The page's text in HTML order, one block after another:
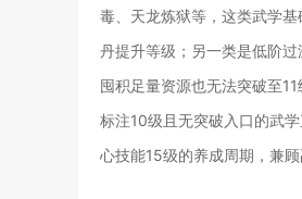
毒、天龙炼狱等，这类武学
丹提升等级；另一类是低阶
囤积足量资源也无法突破至
标注10级且无突破入口的武
心技能15级的养成周期，兼